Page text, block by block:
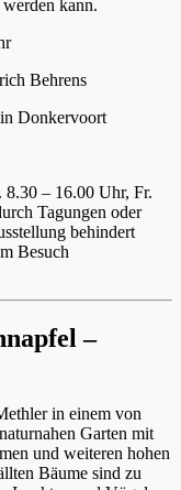
kann.
Behrens
Donkervoort
– 16.00 Uhr, Fr.
Tagungen oder
behindert
Besuch
–
in einem von
Garten mit
und weiteren hohen
Bäume sind zu